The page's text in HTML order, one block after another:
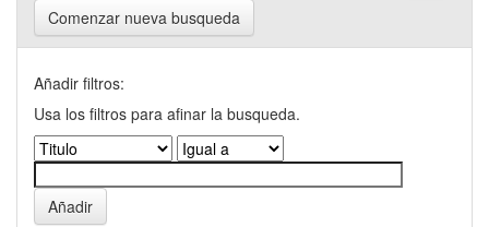
Comenzar nueva busqueda
Añadir filtros:
Usa los filtros para afinar la busqueda.